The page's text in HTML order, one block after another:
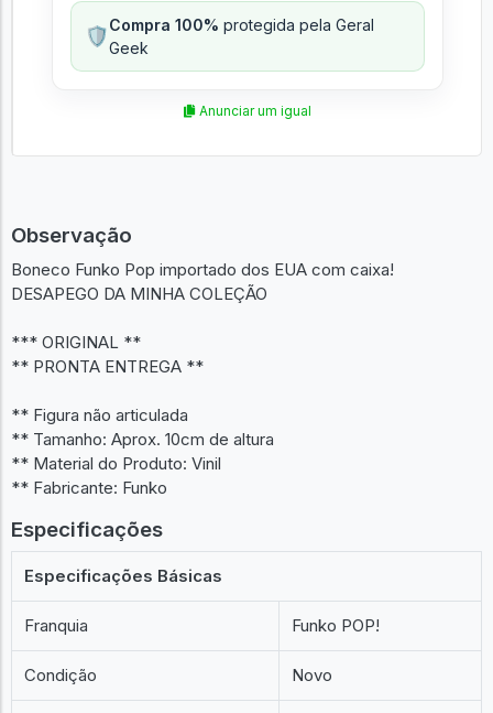
🛡️Compra 100% protegida pela Geral
Geek
Anunciar um igual
Observação
Boneco Funko Pop importado dos EUA com caixa!
DESAPEGO DA MINHA COLEÇÃO
*** ORIGINAL **
** PRONTA ENTREGA **
** Figura não articulada
** Tamanho: Aprox. 10cm de altura
** Material do Produto: Vinil
** Fabricante: Funko
Especificações
Especificações Básicas
Franquia Funko POP!
Condição Novo